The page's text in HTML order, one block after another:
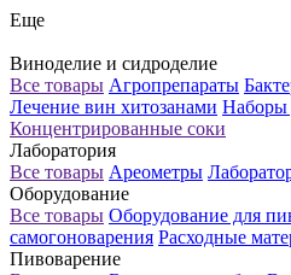
Еще
Виноделие и сидроделие
Все товары Агропрепараты
Лечение вин хитозанами Наборы
Концентрированные соки
Лаборатория
Все товары Ареометры
Оборудование
Все товары Оборудование для
самогоноварения Расходные
Пивоварение